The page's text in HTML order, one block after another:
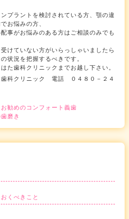
プラントを検討されている方、顎の違
お悩みの方、
事がお悩みのある方はご相談のみでも
けていない方がいらっしゃいましたら
状況を把握するべきです。
た歯科クリニックまでお越し下さい。
科クリニック 電話 ０４８０－２４
勧めのコンフォート義歯
磨き
くべきこと